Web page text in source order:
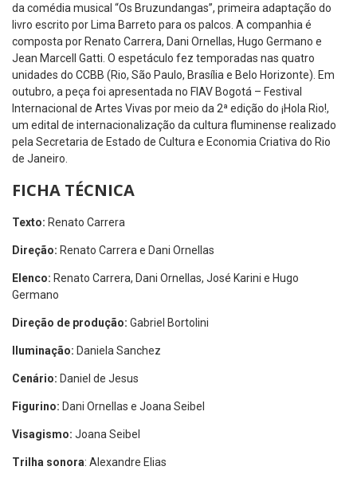
da comédia musical “Os Bruzundangas”, primeira adaptação do
livro escrito por Lima Barreto para os palcos. A companhia é
composta por Renato Carrera, Dani Ornellas, Hugo Germano e
Jean Marcell Gatti. O espetáculo fez temporadas nas quatro
unidades do CCBB (Rio, São Paulo, Brasília e Belo Horizonte). Em
outubro, a peça foi apresentada no FIAV Bogotá – Festival
Internacional de Artes Vivas por meio da 2ª edição do ¡Hola Rio!,
um edital de internacionalização da cultura fluminense realizado
pela Secretaria de Estado de Cultura e Economia Criativa do Rio
de Janeiro.
FICHA TÉCNICA
Texto: Renato Carrera
Direção: Renato Carrera e Dani Ornellas
Elenco: Renato Carrera, Dani Ornellas, José Karini e Hugo
Germano
Direção de produção: Gabriel Bortolini
Iluminação: Daniela Sanchez
Cenário: Daniel de Jesus
Figurino: Dani Ornellas e Joana Seibel
Visagismo: Joana Seibel
Trilha sonora: Alexandre Elias